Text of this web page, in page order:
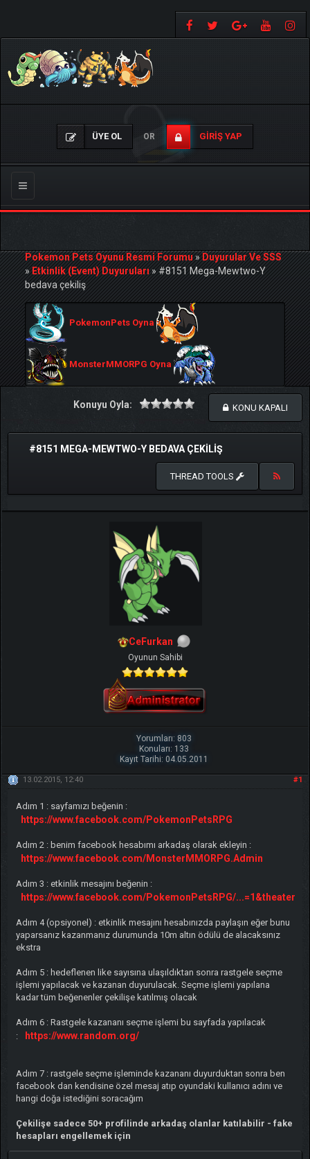
ÜYE OL OR GIRIŞ YAP
Gezinmeyi
Değiştir
Pokemon Pets Oyunu Resmi Forumu»Duyurular Ve SSS
»Etkinlik (Event) Duyuruları»#8151 Mega-Mewtwo-Y
bedava çekiliş
PokemonPets Oyna
MonsterMMORPG Oyna
KONU KAPALI
Konuyu Oyla:
#8151 MEGA-MEWTWO-Y BEDAVA ÇEKILIŞ
THREAD TOOLS
CeFurkan
Oyunun Sahibi
Yorumları: 803
Konuları: 133
Kayıt Tarihi: 04.05.2011
#1
13.02.2015, 12:40
Adım 1 : sayfamızı beğenin :
https://www.facebook.com/PokemonPetsRPG
Adım 2 : benim facebook hesabımı arkadaş olarak ekleyin :
https://www.facebook.com/MonsterMMORPG.Admin
Adım 3 : etkinlik mesajını beğenin :
https://www.facebook.com/PokemonPetsRPG/...=1&theater
Adım 4 (opsiyonel) : etkinlik mesajını hesabınızda paylaşın eğer bunu
yaparsanız kazanmanız durumunda 10m altın ödülü de alacaksınız
ekstra
Adım 5 : hedeflenen like sayısına ulaşıldıktan sonra rastgele seçme
işlemi yapılacak ve kazanan duyurulacak. Seçme işlemi yapılana
kadar tüm beğenenler çekilişe katılmış olacak
Adım 6 : Rastgele kazananı seçme işlemi bu sayfada yapılacak
:
https://www.random.org/
Adım 7 : rastgele seçme işleminde kazananı duyurduktan sonra ben
facebook dan kendisine özel mesaj atıp oyundaki kullanıcı adını ve
hangi doğa istediğini soracağım
Çekilişe sadece 50+ profilinde arkadaş olanlar katılabilir - fake
hesapları engellemek için